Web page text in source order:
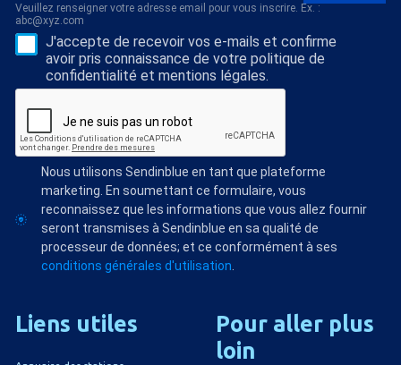
Veuillez renseigner votre adresse email pour vous inscrire. Ex. :
abc@xyz.com
J'accepte de recevoir vos e-mails et confirme
avoir pris connaissance de votre politique de
confidentialité et mentions légales.
Nous utilisons Sendinblue en tant que plateforme
marketing. En soumettant ce formulaire, vous
reconnaissez que les informations que vous allez fournir
seront transmises à Sendinblue en sa qualité de
processeur de données; et ce conformément à ses
conditions générales d'utilisation
Liens utiles Pour aller plus
loin